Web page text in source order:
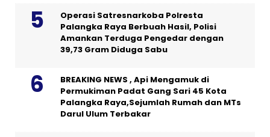
Operasi Satresnarkoba Polresta
Palangka Raya Berbuah Hasil, Polisi
Amankan Terduga Pengedar dengan
39,73 Gram Diduga Sabu
BREAKING NEWS , Api Mengamuk di
Permukiman Padat Gang Sari 45 Kota
Palangka Raya,Sejumlah Rumah dan MTs
Darul Ulum Terbakar